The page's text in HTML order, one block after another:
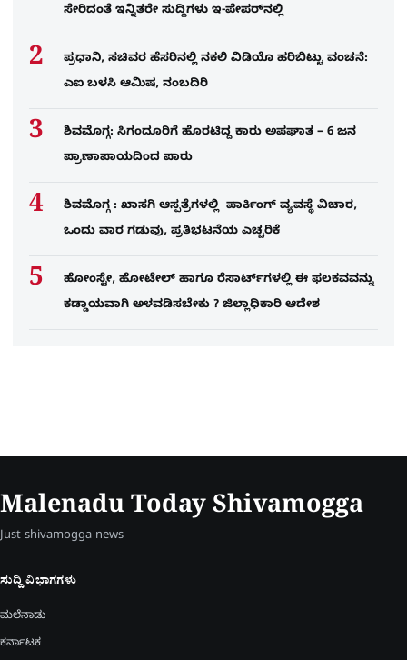
ಸೇರಿದಂತೆ ಇನ್ನಿತರೇ ಸುದ್ದಿಗಳು ಇ-ಪೇಪರ್​ನಲ್ಲಿ
ಪ್ರಧಾನಿ, ಸಚಿವರ ಹೆಸರಿನಲ್ಲಿ ನಕಲಿ ವಿಡಿಯೊ ಹರಿಬಿಟ್ಟು ವಂಚನೆ:
ಎಐ ಬಳಸಿ ಆಮಿಷ, ನಂಬದಿರಿ
ಶಿವಮೊಗ್ಗ: ಸಿಗಂದೂರಿಗೆ ಹೊರಟಿದ್ದ ಕಾರು ಅಪಘಾತ – 6 ಜನ
ಪ್ರಾಣಾಪಾಯದಿಂದ ಪಾರು
ಶಿವಮೊಗ್ಗ : ಖಾಸಗಿ ಆಸ್ಪತ್ರೆಗಳಲ್ಲಿ ಪಾರ್ಕಿಂಗ್​ ವ್ಯವಸ್ಥೆ ವಿಚಾರ,
ಒಂದು ವಾರ ಗಡುವು, ಪ್ರತಿಭಟನೆಯ ಎಚ್ಚರಿಕೆ
ಹೋಂಸ್ಟೇ, ಹೋಟೇಲ್ ಹಾಗೂ ರೆಸಾರ್ಟ್‌ಗಳಲ್ಲಿ ಈ ಫಲಕವವನ್ನು
ಕಡ್ಡಾಯವಾಗಿ ಅಳವಡಿಸಬೇಕು ? ಜಿಲ್ಲಾಧಿಕಾರಿ ಆದೇಶ
Malenadu Today Shivamogga
Just shivamogga news
ಸುದ್ದಿ ವಿಭಾಗಗಳು
ಮಲೆನಾಡು
ಕರ್ನಾಟಕ